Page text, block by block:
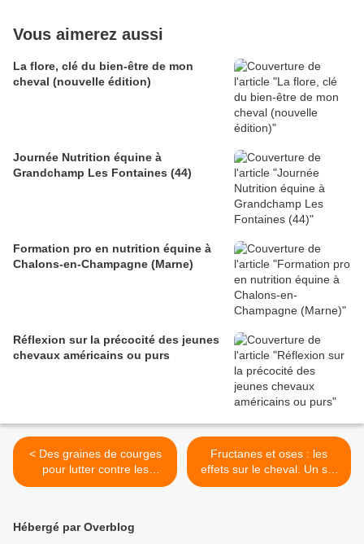
Vous aimerez aussi
La flore, clé du bien-être de mon
cheval (nouvelle édition)
Journée Nutrition équine à
Grandchamp Les Fontaines (44)
Formation pro en nutrition équine à
Chalons-en-Champagne (Marne)
Réflexion sur la précocité des jeunes
chevaux américains ou purs
< Des graines de courges
pour lutter contre les
parasites de son cheval
Fructanes et oses : les
effets sur le cheval. Un su-
sucre ? 2. Les fructanes >
Hébergé par Overblog